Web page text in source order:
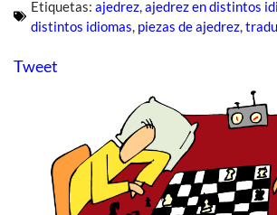
Etiquetas: ajedrez,ajedrez en distintos
distintos idiomas, piezas de ajedrez,
Tweet